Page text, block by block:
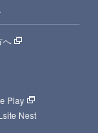
へ
Play
Nest